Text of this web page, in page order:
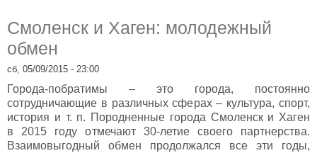
Смоленск и Хаген: молодежный
обмен
сб, 05/09/2015 - 23:00
Города-побратимы – это города, постоянно
сотрудничающие в различных сферах – культура, спорт,
история и т. п. Породненные города Смоленск и Хаген
в 2015 году отмечают 30-летие своего партнерства.
Взаимовыгодный обмен продолжался все эти годы,